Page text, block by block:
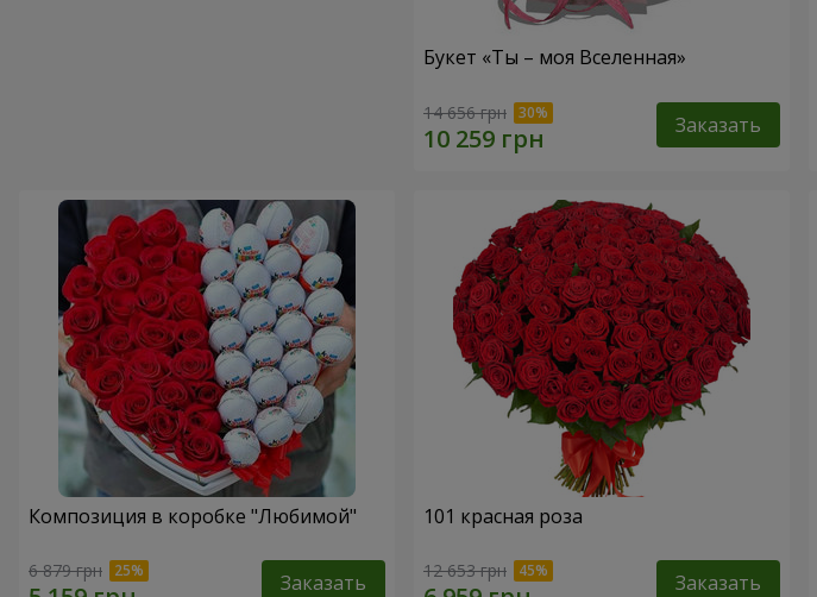
Букет «Ты – моя Вселенная»
14 656 грн Заказать
Композиция в коробке "Любимой"
6 879 грн Заказать
101 красная роза
12 653 грн Заказать